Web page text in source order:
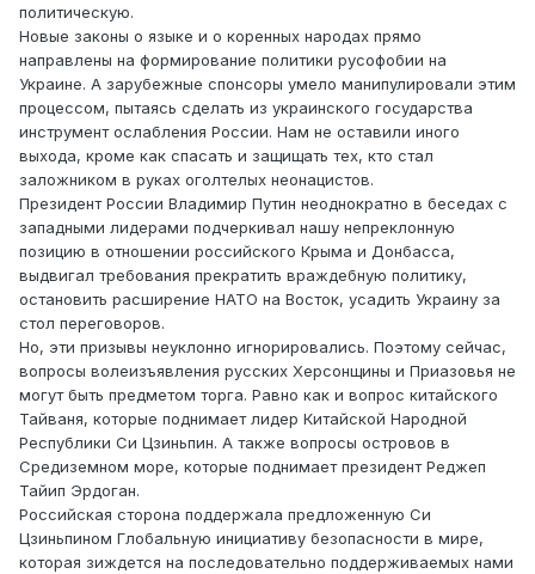
политическую.
Новые законы о языке и о коренных народах прямо
направлены на формирование политики русофобии на
Украине. А зарубежные спонсоры умело манипулировали этим
процессом, пытаясь сделать из украинского государства
инструмент ослабления России. Нам не оставили иного
выхода, кроме как спасать и защищать тех, кто стал
заложником в руках оголтелых неонацистов.
Президент России Владимир Путин неоднократно в беседах с
западными лидерами подчеркивал нашу непреклонную
позицию в отношении российского Крыма и Донбасса,
выдвигал требования прекратить враждебную политику,
остановить расширение НАТО на Восток, усадить Украину за
стол переговоров.
Но, эти призывы неуклонно игнорировались. Поэтому сейчас,
вопросы волеизъявления русских Херсонщины и Приазовья не
могут быть предметом торга. Равно как и вопрос китайского
Тайваня, которые поднимает лидер Китайской Народной
Республики Си Цзиньпин. А также вопросы островов в
Средиземном море, которые поднимает президент Реджеп
Тайип Эрдоган.
Российская сторона поддержала предложенную Си
Цзиньпином Глобальную инициативу безопасности в мире,
которая зиждется на последовательно поддерживаемых нами